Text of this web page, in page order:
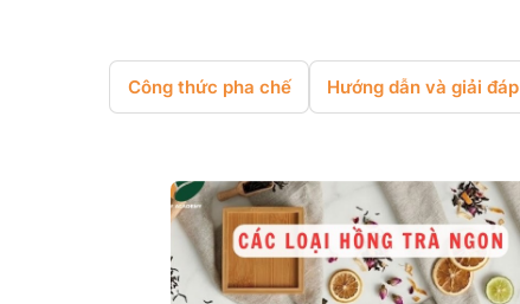
Công thức pha chế Hướng dẫn và giải đáp